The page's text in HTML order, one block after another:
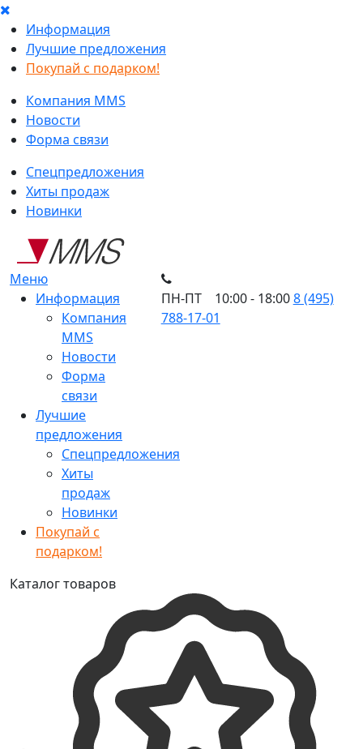
Информация
Лучшие предложения
Покупай с подарком!
Компания MMS
Новости
Форма связи
Спецпредложения
Хиты продаж
Новинки
Меню
Информация
Компания
MMS
Новости
Форма
связи
Лучшие
предложения
Спецпредложения
Хиты
продаж
Новинки
Покупай с
подарком!
ПН-ПТ 10:00 - 18:008 (495)
788-17-01
Каталог товаров